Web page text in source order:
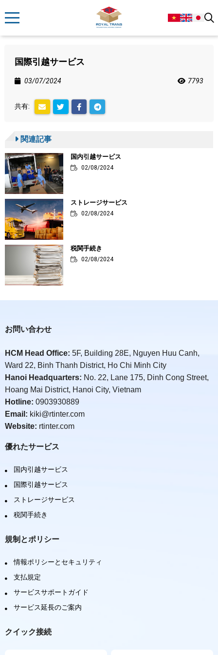
国際引越サービス
03/07/2024 7793
共有:
関連記事
国内引越サービス
02/08/2024
ストレージサービス
02/08/2024
税関手続き
02/08/2024
お問い合わせ
HCM Head Office: 5F, Building 28E, Nguyen Huu Canh,
Ward 22, Binh Thanh District, Ho Chi Minh City
Hanoi Headquarters: No. 22, Lane 175, Dinh Cong Street,
Hoang Mai District, Hanoi City, Vietnam
Hotline: 0903930889
Email: kiki@rtinter.com
Website: rtinter.com
優れたサービス
国内引越サービス
国際引越サービス
ストレージサービス
税関手続き
規制とポリシー
情報ポリシーとセキュリティ
支払規定
サービスサポートガイド
サービス延長のご案内
クイック接続